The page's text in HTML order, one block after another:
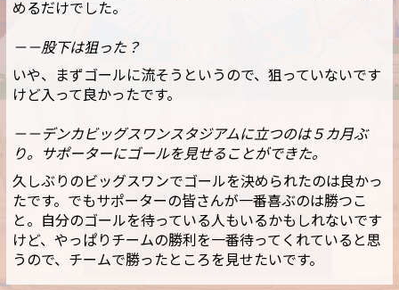
めるだけでした。
－－股下は狙った？
いや、まずゴールに流そうというので、狙っていないです
けど入って良かったです。
－－デンカビッグスワンスタジアムに立つのは５カ月ぶ
り。サポーターにゴールを見せることができた。
久しぶりのビッグスワンでゴールを決められたのは良かっ
たです。でもサポーターの皆さんが一番喜ぶのは勝つこ
と。自分のゴールを待っている人もいるかもしれないです
けど、やっぱりチームの勝利を一番待ってくれていると思
うので、チームで勝ったところを見せたいです。